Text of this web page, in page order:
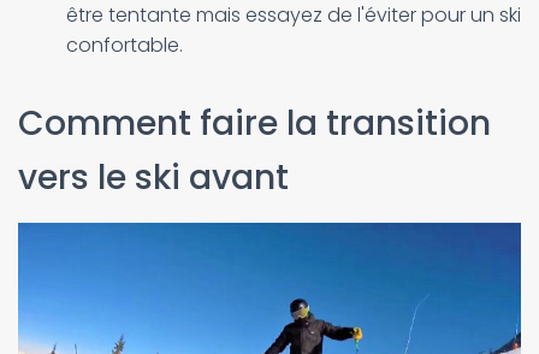
être tentante mais essayez de l'éviter pour un ski
confortable.
Comment faire la transition
vers le ski avant